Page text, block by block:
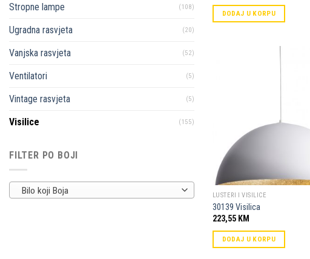
Stropne lampe (108)
Ugradna rasvjeta (20)
Vanjska rasvjeta (52)
Ventilatori (5)
Vintage rasvjeta (5)
Visilice (155)
FILTER PO BOJI
Bilo koji Boja
DODAJ U KORPU
LUSTERI I VISILICE
30139 Visilica
223,55 KM
DODAJ U KORPU